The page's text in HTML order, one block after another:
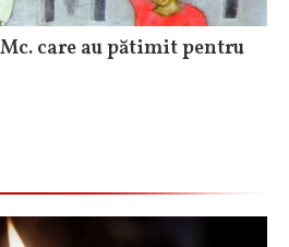
Mc. care au pătimit pentru